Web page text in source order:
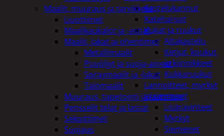
Kastelukannut
Kateharsot
Kukat ja ruukut
Altakastelu
Ketjut, koukut
ja kiinnikkeet
Kukkaruukut
Lannoitteet, myrkyt
ja siemenet
Lisäravinteet
Myrkyt
Siemenet
Maalit, muuraus ja tarvikkeet
Liuottimet
Maalikaukalot ja -astiat
Maalit, lakat ja ohentimet
Metallimaalit
Puuöljyt ja suoja-aineet
Spraymaalit ja -lakat
Talomaalit
Muuraus, tapetointi ja laatoitus
Pensselit telat ja lastat
Sekoittimet
Suojaus